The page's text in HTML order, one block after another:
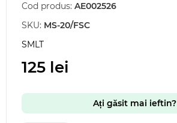
Cod produs: AE002526
SKU: MS-20/FSC
SMLT
125 lei
Ați găsit mai ieftin?